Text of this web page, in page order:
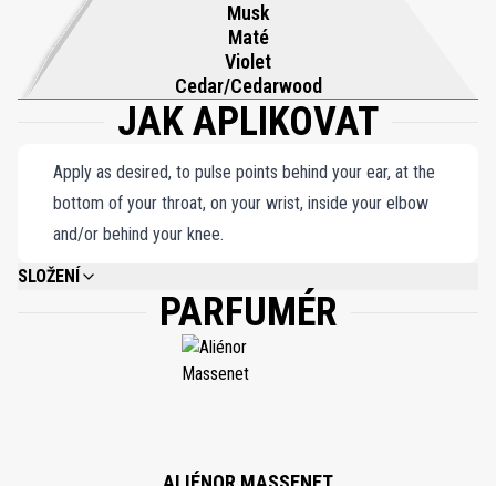
světle, objeví se symfonie oslav doprovázená povzbuzujícím
olejem z máty. Uprostřed třpytivého jezera a jantarově zbarvené
oblohy Maté absolute zachycuje podstatu unášených mraků a
zářivých světel. Toto je Inlé – kde jsou sny provoněny
Osmanthusem, Maté a Jasmínem.
Musk
Maté
Violet
Cedar/Cedarwood
JAK APLIKOVAT
Apply as desired, to pulse points behind your ear, at the
bottom of your throat, on your wrist, inside your elbow
and/or behind your knee.
SLOŽENÍ
ALCOHOL DENAT., PARFUM (FRAGRANCE), AQUA (WATER), LINALOOL,
LIMONENE, CITRONELLOL, HYDROXYCITRONELLAL, BENZYL BENZOATE,
ALPHA-ISOMETHYL IONONE, EUGENOL, CITRAL, BENZYL ALCOHOL,
PARFUMÉR